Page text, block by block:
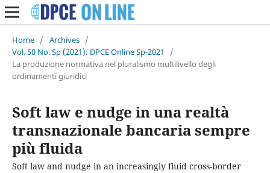
Home / Archives /
Vol. 50 No. Sp (2021): DPCE Online Sp-2021
/
La produzione normativa nel pluralismo multilivello degli
ordinamenti giuridici
Soft law e nudge in una realtà
transnazionale bancaria sempre
più fluida
Soft law and nudge in an increasingly fluid cross-border